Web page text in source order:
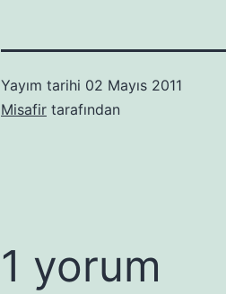
Yayım tarihi 02 Mayıs 2011
Misafir tarafından
1 yorum